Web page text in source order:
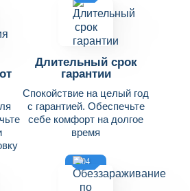
Длительный срок
гарантии
Спокойствие на целый год
с гарантией. Обеспечьте
себе комфорт на долгое
время
04